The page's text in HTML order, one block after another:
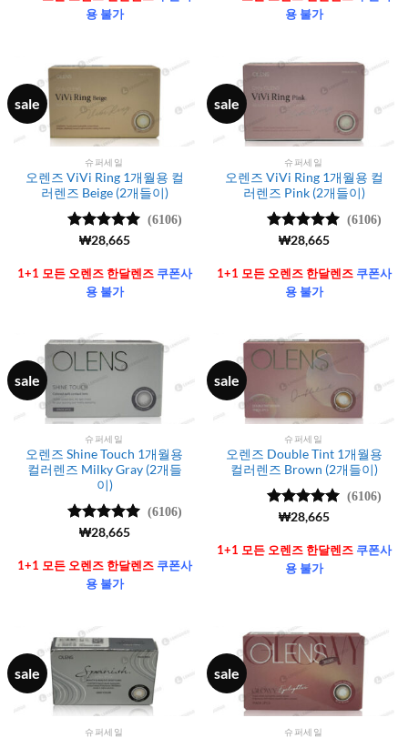
용 불가
용 불가
sale
슈퍼세일
오렌즈 ViVi Ring 1개월용 컬
러렌즈 Beige (2개들이)
5 중에서
가됨
(6106)
₩28,665
1+1 모든 오렌즈 한달렌즈쿠폰사
용 불가
sale
슈퍼세일
오렌즈 ViVi Ring 1개월용 컬
러렌즈 Pink (2개들이)
5 중에서
가됨
(6106)
₩28,665
1+1 모든 오렌즈 한달렌즈쿠폰사
용 불가
sale
슈퍼세일
오렌즈 Shine Touch 1개월용
컬러렌즈 Milky Gray (2개들
이)
5 중에서
가됨
(6106)
₩28,665
1+1 모든 오렌즈 한달렌즈쿠폰사
용 불가
sale
슈퍼세일
오렌즈 Double Tint 1개월용
컬러렌즈 Brown (2개들이)
5 중에서
가됨
(6106)
₩28,665
1+1 모든 오렌즈 한달렌즈쿠폰사
용 불가
sale
슈퍼세일
sale
슈퍼세일